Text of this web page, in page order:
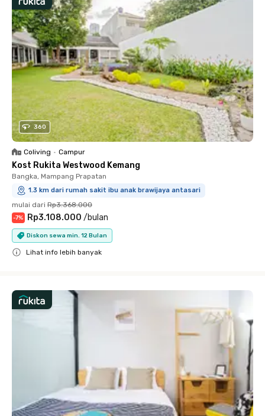
360
Coliving • Campur
Kost Rukita Westwood Kemang
Bangka, Mampang Prapatan
1.3 km dari rumah sakit ibu anak brawijaya antasari
mulai dari Rp3.368.000
-7% Rp3.108.000 /bulan
Diskon sewa min. 12 Bulan
Lihat info lebih banyak